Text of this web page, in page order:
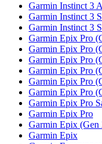
Garmin Instinct 3
Garmin Instinct 3
Garmin Instinct 3
Garmin Epix Pro
Garmin Epix Pro
Garmin Epix Pro
Garmin Epix Pro
Garmin Epix Pro
Garmin Epix Pro
Garmin Epix Pro
Garmin Epix Pro
Garmin Epix (Gen
Garmin Epix